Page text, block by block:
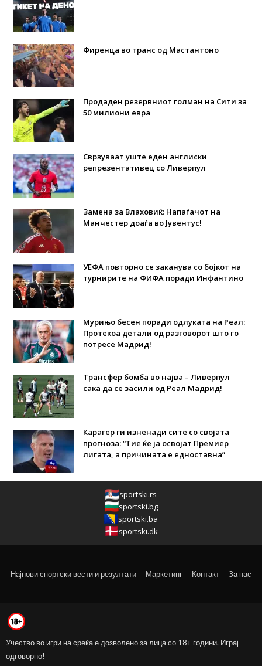
Фиренца во транс од Мастантоно
Продаден резервниот голман на Сити за
50 милиони евра
Сврзуваат уште еден англиски
репрезентативец со Ливерпул
Замена за Влаховиќ: Напаѓачот на
Манчестер доаѓа во Јувентус!
УЕФА повторно се заканува со бојкот на
турнирите на ФИФА поради Инфантино
Мурињо бесен поради одлуката на Реал:
Протекоа детали од разговорот што го
потресе Мадрид!
Трансфер бомба во најва – Ливерпул
сака да се засили од Реал Мадрид!
Карагер ги изненади сите со својата
прогноза: “Тие ќе ја освојат Премиер
лигата, а причината е едноставна”
sportski.rs
sportski.bg
sportski.ba
sportski.dk
Најнови спортски вести и резултати Маркетинг Контакт За нас
Учество во игри на среќа е дозволено за лица со 18+ години. Играј
одговорно!